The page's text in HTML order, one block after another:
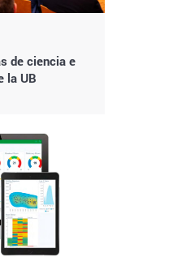
de ciencia e
la UB